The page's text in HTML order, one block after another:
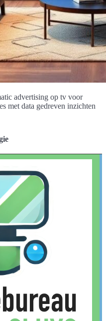
advertising op tv voor
met data gedreven inzichten